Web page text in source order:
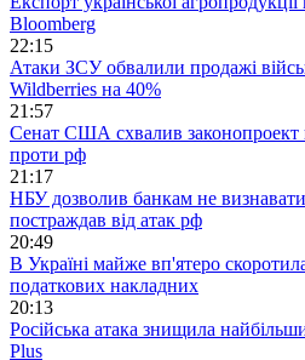
Bloomberg
22:15
Атаки ЗСУ обвалили продажі
Wildberries на 40%
21:57
Сенат США схвалив законопроект
проти рф
21:17
НБУ дозволив банкам не
постраждав від атак рф
20:49
В Україні майже вп'ятеро
податкових накладних
20:13
Російська атака знищила
Plus